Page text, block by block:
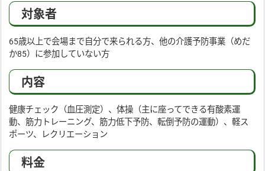
対象者
65歳以上で会場まで自分で来られる方、他の介護予防事業（めだ
か85）に参加していない方
内容
健康チェック（血圧測定）、体操（主に座ってできる有酸素運
動、筋力トレーニング、筋力低下予防、転倒予防の運動）、軽ス
ポーツ、レクリエーション
料金